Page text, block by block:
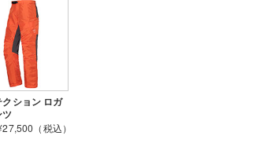
クション ロガ
ツ
（税込）